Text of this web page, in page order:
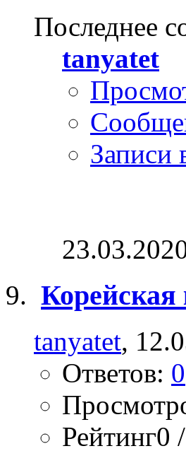
Последнее
tanyatet
Записи
Корейская
tanyatet,
Ответов: 0
Рейтинг0